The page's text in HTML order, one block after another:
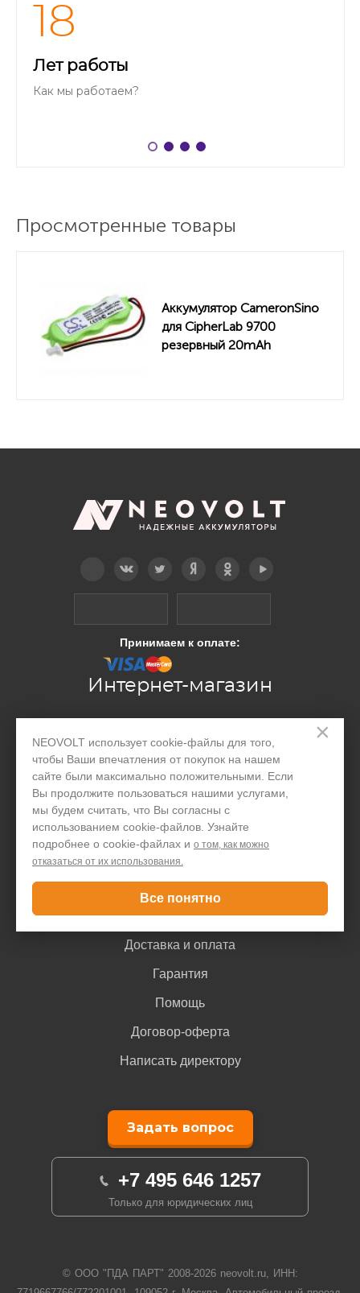
×
NEOVOLT использует cookie-файлы для того,
чтобы Ваши впечатления от покупок на нашем
сайте были максимально положительными. Если
Вы продолжите пользоваться нашими услугами,
мы будем считать, что Вы согласны с
использованием cookie-файлов. Узнайте
подробнее о cookie-файлах и о том, как можно
отказаться от их использования.
Все понятно
18
Лет работы
Как мы работаем?
Просмотренные товары
Аккумулятор CameronSino
для CipherLab 9700
резервный 20mAh
Принимаем к оплате:
Интернет-магазин
Организациям
Акции и скидки
Блог
Контакты
Покупателю
Доставка и оплата
Гарантия
Помощь
Договор-оферта
Написать директору
Задать вопрос
+7 495 646 1257
Только для юридических лиц
© ООО "ПДА ПАРТ" 2008-2026neovolt.ru, ИНН: